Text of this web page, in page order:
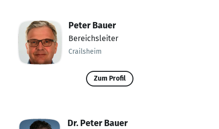
Peter Bauer
Bereichsleiter
Crailsheim
Zum Profil
Dr. Peter Bauer